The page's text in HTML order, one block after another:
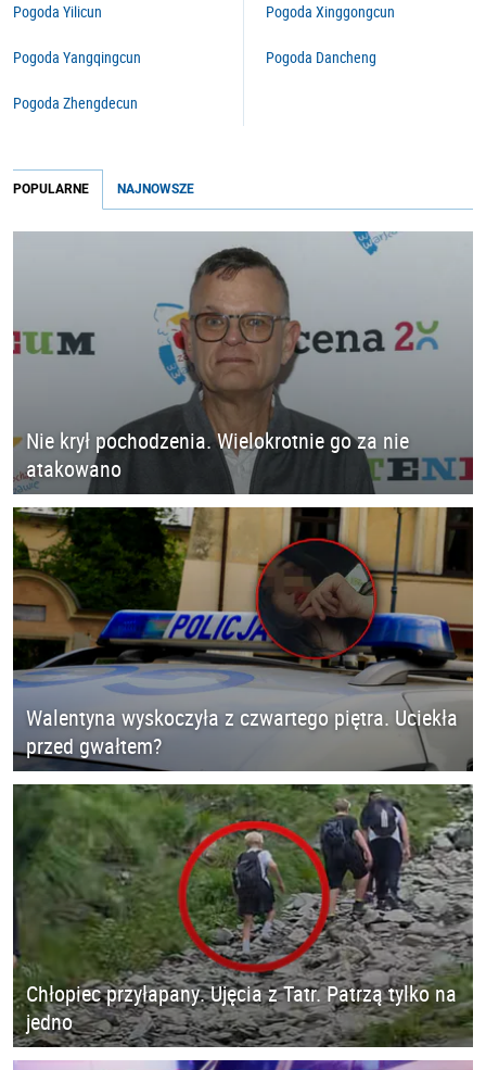
Pogoda Yilicun
Pogoda Yangqingcun
Pogoda Zhengdecun
Pogoda Xinggongcun
Pogoda Dancheng
POPULARNE NAJNOWSZE
Nie krył pochodzenia. Wielokrotnie go za nie
atakowano
Walentyna wyskoczyła z czwartego piętra. Uciekła
przed gwałtem?
Chłopiec przyłapany. Ujęcia z Tatr. Patrzą tylko na
jedno